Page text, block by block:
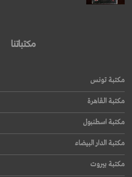
مكتباتنا
مكتبة تونس
مكتبة القاهرة
مكتبة اسطنبول
مكتبة الدار البيضاء
مكتبة بيروت